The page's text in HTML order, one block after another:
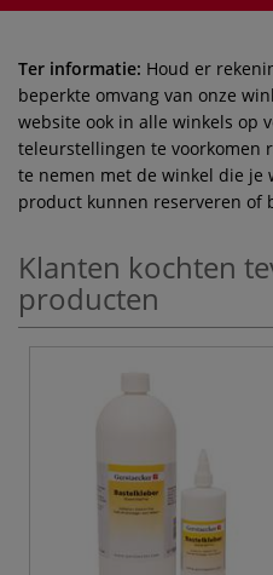
Ter informatie: Houd er
beperkte omvang van onze
website ook in alle winkels op
teleurstellingen te voorkomen
te nemen met de winkel die je
product kunnen reserveren of
Klanten kochten
producten